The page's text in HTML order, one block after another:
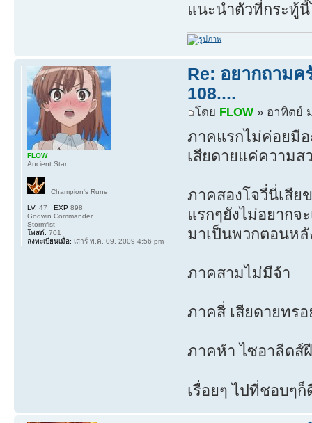
แนะนำตัวที่กระทู้
Re: อยากถามค
108....
โดย FLOW » อาทิตย์
ภาคแรกไม่ค่อยมี
เสียดายแค่ความส
ภาคสองโจวี่นี่เสีย
แรกๆยังไม่อยากจ
มาเป็นพวกตอนห
ภาคสามไม่มีจ้า
ภาคสี่ เสียดายทร
ภาคห้า ไซอาลีดส์
เรื่อยๆ ไปที่ชอบๆ
FLOW
Ancient Star
Champion's Rune
LV. 47 EXP 898
Godwin Commander
Stormfist
โพสต์: 701
ลงทะเบียนเมื่อ: เสาร์ พ.ค. 09, 2009 4:56 pm